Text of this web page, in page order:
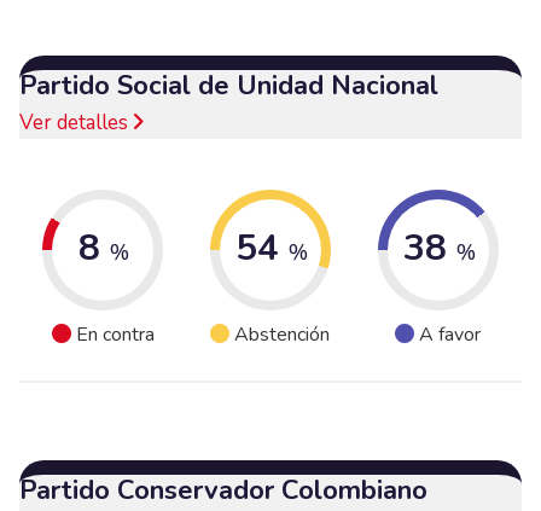
Partido Social de Unidad Nacional
Ver detalles
8 %
En contra
54 %
Abstención
38 %
A favor
Partido Conservador Colombiano